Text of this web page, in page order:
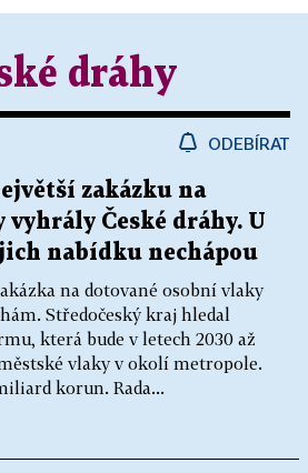
dráhy
ODEBÍRAT
zakázku na
vyhrály České dráhy. U
nabídku nechápou
na dotované osobní vlaky
Středočeský kraj hledal
která bude v letech 2030 až
vlaky v okolí metropole.
korun. Rada...